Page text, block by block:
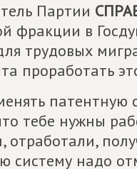
Партии
фракции в
трудовых
проработать
патентную
тебе нужны
отработали,
систему надо